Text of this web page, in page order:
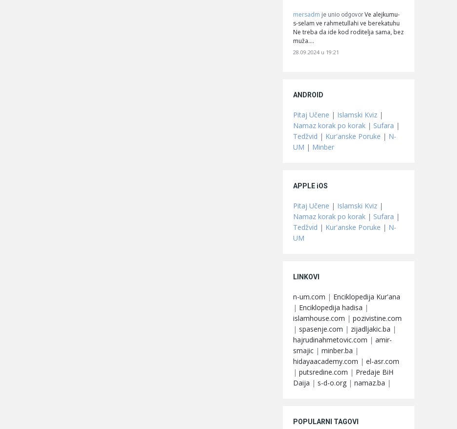
mersadm je unio odgovor Ve alejkumu-
s-selam ve rahmetullahi ve berekatuhu
Ne treba da ide kod roditelja sama, bez
muža.…
28.09.2024 u 19:21
ANDROID
Pitaj Učene | Islamski Kviz |
Namaz korak po korak | Sufara |
Tedžvid | Kur'anske Poruke | N-
UM | Minber
APPLE iOS
Pitaj Učene | Islamski Kviz |
Namaz korak po korak | Sufara |
Tedžvid | Kur'anske Poruke | N-
UM
LINKOVI
n-um.com | Enciklopedija Kur'ana
| Enciklopedija hadisa |
islamhouse.com | pozivistine.com
| spasenje.com | zijadljakic.ba |
hajrudinahmetovic.com | amir-
smajic | minber.ba |
hidayaacademy.com | el-asr.com
| putsredine.com | Predaje BiH
Daija | s-d-o.org | namaz.ba |
POPULARNI TAGOVI